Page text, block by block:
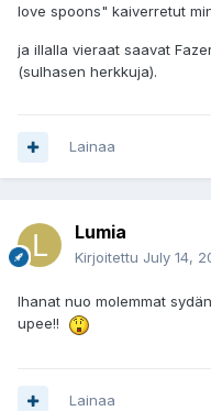
love spoons" kaiverretut
ja illalla vieraat saavat
(sulhasen herkkuja).
Lainaa
Lumia
Kirjoitettu July 14,
Ihanat nuo molemmat
upee!!
Lainaa